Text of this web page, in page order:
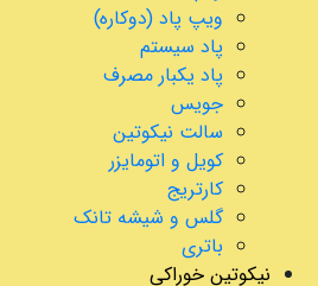
ویپ پاد (دوکاره)
پاد سیستم
پاد یکبار مصرف
جویس
سالت نیکوتین
کویل و اتومایزر
کارتریج
گلس و شیشه تانک
باتری
نیکوتین خوراکی